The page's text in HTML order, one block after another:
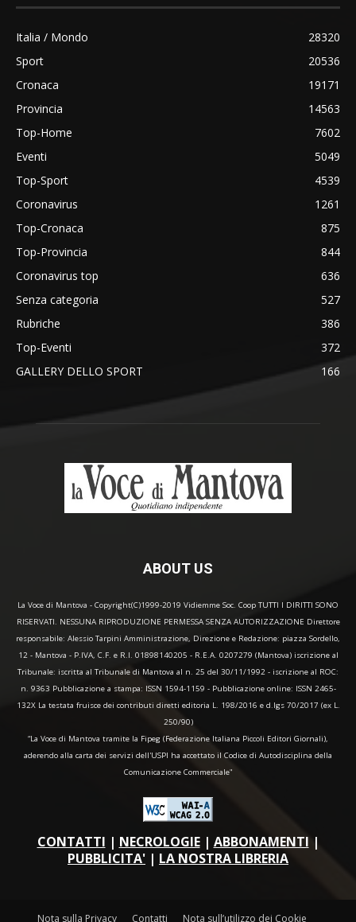
Italia / Mondo
28320
Sport
20536
Cronaca
19171
Provincia
14563
Top-Home
7602
Eventi
5049
Top-Sport
4539
Coronavirus
1261
Top-Cronaca
875
Top-Provincia
844
Coronavirus top
636
Senza categoria
527
Rubriche
386
Top-Eventi
372
GALLERY DELLO SPORT
166
ABOUT US
La Voce di Mantova - Copyright(C)1999-2019 Vidiemme Soc. Coop TUTTI I DIRITTI SONO
RISERVATI. NESSUNA RIPRODUZIONE PERMESSA SENZA AUTORIZZAZIONE Direttore
responsabile: Alessio Tarpini Amministrazione, Direzione e Redazione: piazza Sordello,
12 - Mantova - P.IVA, C.F. e R.I. 01898140205 - R.E.A. 0207279 (Mantova) iscrizione al
Tribunale: iscritta al Tribunale di Mantova al n. 25 del 30/11/1992 - iscrizione al ROC:
n. 9363 Pubblicazione a stampa: ISSN 1594-1159 - Pubblicazione online: ISSN 2465-
132X La testata fruisce dei contributi diretti editoria L. 198/2016 e d.lgs 70/2017 (ex L.
250/90)
“La Voce di Mantova tramite la Fipeg (Federazione Italiana Piccoli Editori Giornali),
aderendo alla carta dei servizi dell'USPI ha accettato il Codice di Autodisciplina della
Comunicazione Commerciale"
CONTATTI | NECROLOGIE| ABBONAMENTI |
PUBBLICITA' | LA NOSTRA LIBRERIA
Nota sulla Privacy Contatti Nota sull’utilizzo dei Cookie